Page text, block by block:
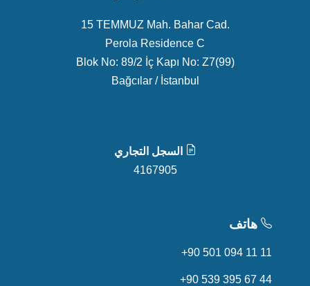
15 TEMMUZ Mah. Bahar Cad.
Perola Residence C
Blok No: 89/2 İç Kapı No: Z7(99)
Bağcılar / İstanbul
السجل التجاري
4167905
هاتف
+90 501 094 11 11
+90 539 395 67 44